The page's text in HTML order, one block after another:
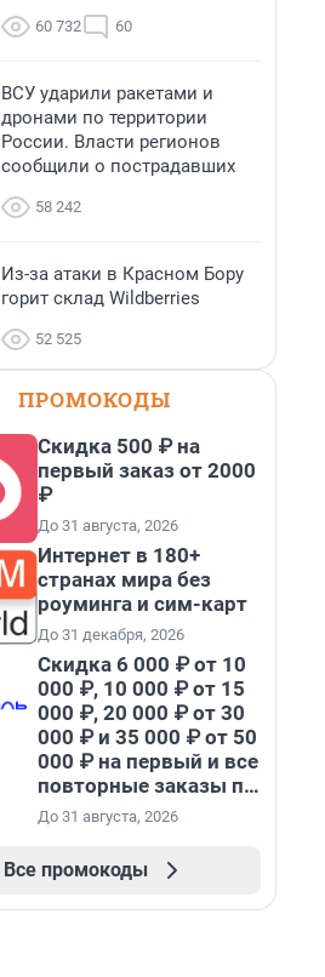
60 732 60
ВСУ ударили ракетами и
дронами по территории
России. Власти регионов
сообщили о пострадавших
58 242
Из-за атаки в Красном Бору
горит склад Wildberries
52 525
ПРОМОКОДЫ
Скидка 500 ₽ на
первый заказ от 2000
₽
До 31 августа, 2026
Интернет в 180+
странах мира без
роуминга и сим-карт
До 31 декабря, 2026
Скидка 6 000 ₽ от 10
000 ₽, 10 000 ₽ от 15
000 ₽, 20 000 ₽ от 30
000 ₽ и 35 000 ₽ от 50
000 ₽ на первый и все
повторные заказы по
промокоду НАБЕРИ
До 31 августа, 2026
Все промокоды